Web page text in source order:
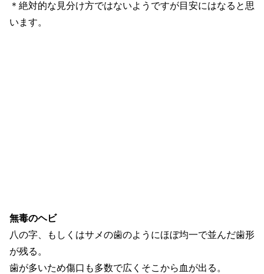
＊絶対的な見分け方ではないようですが目安にはなると思
います。
無毒のヘビ
八の字、もしくはサメの歯のようにほぼ均一で並んだ歯形
が残る。
歯が多いため傷口も多数で広くそこから血が出る。